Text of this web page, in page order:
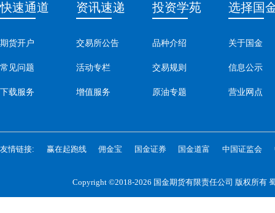
快速通道
期货开户
常见问题
下载服务
资讯速递
交易所公告
活动专栏
增值服务
投资学苑
品种介绍
交易规则
原油专题
选择国
关于国金
信息公示
营业网点
友情链接: 赢在起跑线 佣金宝 国金证券 国金道富 中国证监会
Copyright ©2018-2026 国金期货有限责任公司 版权所有